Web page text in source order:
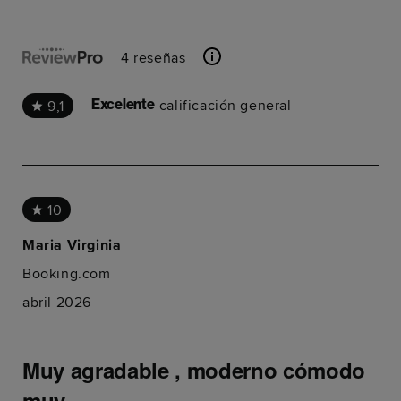
4 reseñas
9,1 Excelente calificación general
10
Maria Virginia
Booking.com
abril 2026
Muy agradable , moderno cómodo